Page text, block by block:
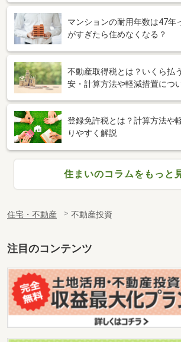
マンションの耐用年数は47年
がすぎたら住めなくなる？
不動産取得税とは？いくら払
安・計算方法や軽減措置につ
登録免許税とは？計算方法や
りやすく解説
住まいのコラムをもっと
住宅・不動産 不動産投資
注目のコンテンツ